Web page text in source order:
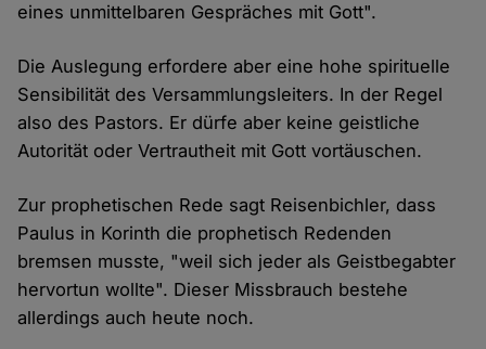
eines unmittelbaren Gespräches mit Gott".
Die Auslegung erfordere aber eine hohe spirituelle
Sensibilität des Versammlungsleiters. In der Regel
also des Pastors. Er dürfe aber keine geistliche
Autorität oder Vertrautheit mit Gott vortäuschen.
Zur prophetischen Rede sagt Reisenbichler, dass
Paulus in Korinth die prophetisch Redenden
bremsen musste, "weil sich jeder als Geistbegabter
hervortun wollte". Dieser Missbrauch bestehe
allerdings auch heute noch.